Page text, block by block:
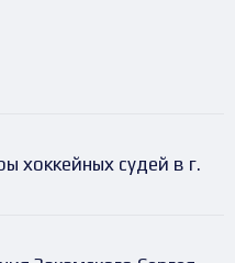
хоккейных судей в г.